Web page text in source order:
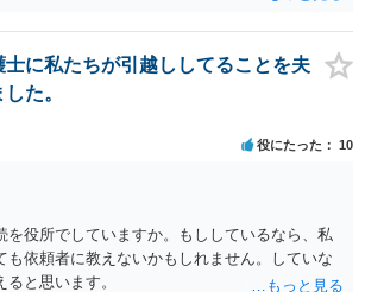
流したい（子どもたちと会いたい）と言うより
がらせだった可能性もあるように思います（そ
の男には珍しくありません。）。 面会交流とは
子どものため』のものです。 子どもたちの年齢
年齢）を考えても、無理に面会交流をする必
から面会交流を行うことについての申し出があ
十分だと思います。 仮に相手から、面会交流さ
てこなかった）と慰謝料請求してきたとして
、まず認められません。 ご心配であれば、審判
弁護士に法律相談してみてください。
士に私たちが引越ししてることを夫
た。
役にたった 10
を役所でしていますか。もししているなら、私
も依頼者に教えないかもしれません。していな
と思います。